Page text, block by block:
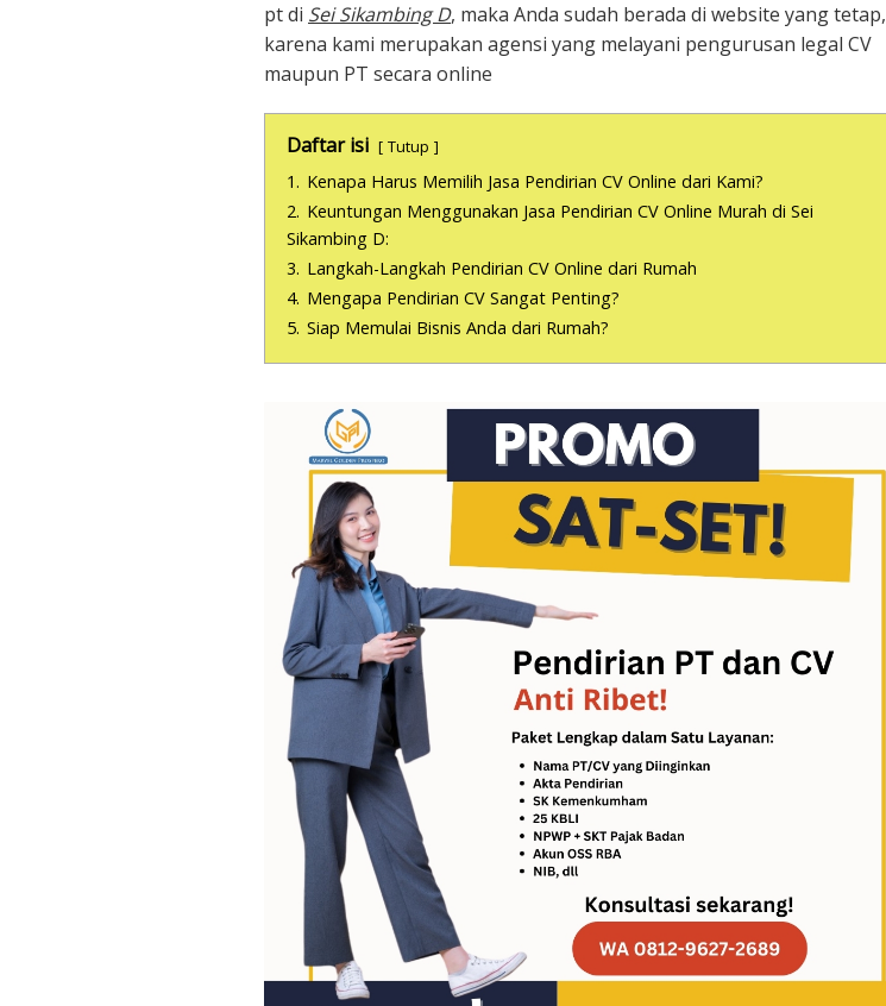
pt di Sei Sikambing D, maka Anda sudah berada di website yang tetap,
karena kami merupakan agensi yang melayani pengurusan legal CV
maupun PT secara online
Daftar isi Tutup
1. Kenapa Harus Memilih Jasa Pendirian CV Online dari Kami?
2. Keuntungan Menggunakan Jasa Pendirian CV Online Murah di Sei
Sikambing D:
3. Langkah-Langkah Pendirian CV Online dari Rumah
4. Mengapa Pendirian CV Sangat Penting?
5. Siap Memulai Bisnis Anda dari Rumah?